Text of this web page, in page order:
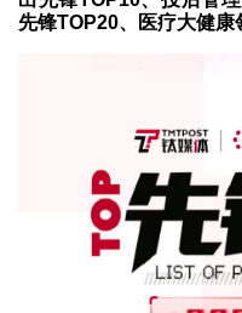
先锋TOP20、医疗大健康